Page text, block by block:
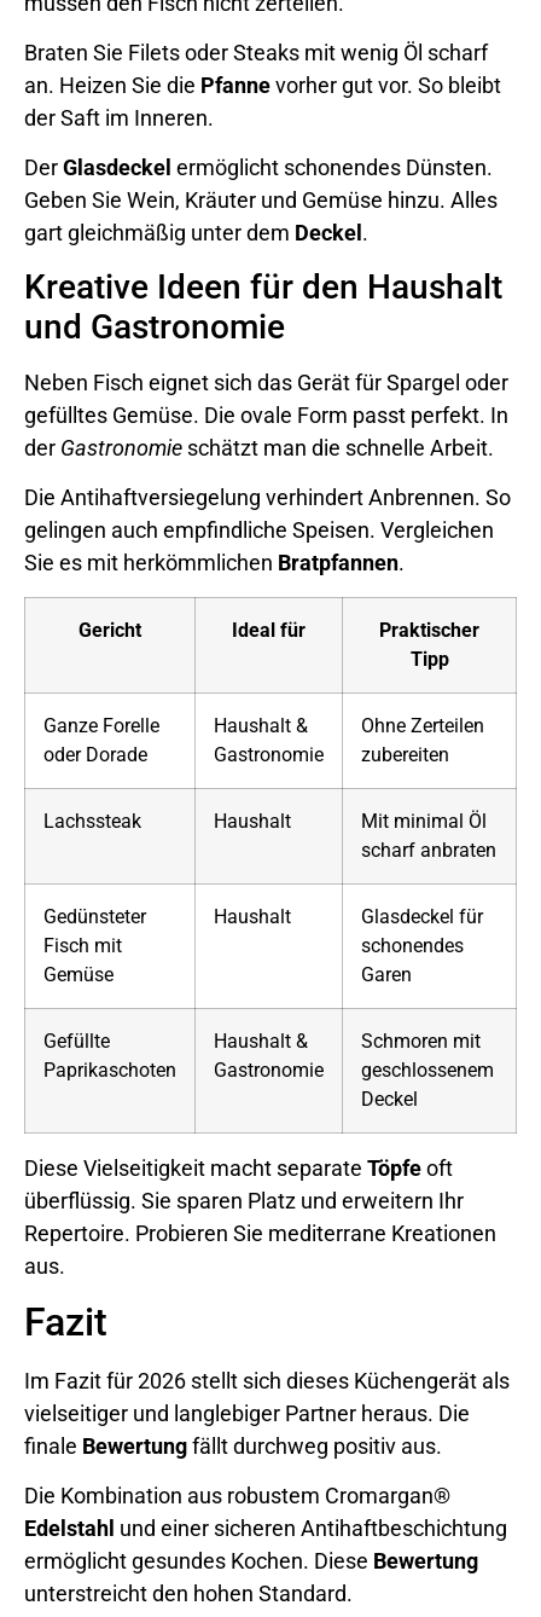
Braten Sie Filets oder Steaks mit wenig Öl scharf
an. Heizen Sie die Pfannevorher gut vor. So bleibt
der Saft im Inneren.
DerGlasdeckel ermöglicht schonendes Dünsten.
Geben Sie Wein, Kräuter und Gemüse hinzu. Alles
gart gleichmäßig unter dem Deckel .
Kreative Ideen für den Haushalt
und Gastronomie
Neben Fisch eignet sich das Gerät für Spargel oder
gefülltes Gemüse. Die ovale Form passt perfekt. In
der Gastronomie schätzt man die schnelle Arbeit.
Die Antihaftversiegelung verhindert Anbrennen. So
gelingen auch empfindliche Speisen. Vergleichen
Sie es mit herkömmlichen Bratpfannen.
Gericht Ideal für
Praktischer
Tipp
Ganze Forelle
oder Dorade
Haushalt &
Gastronomie
Ohne Zerteilen
zubereiten
Lachssteak Haushalt
Mit minimal Öl
scharf anbraten
Gedünsteter
Fisch mit
Gemüse
Haushalt
Glasdeckel für
schonendes
Garen
Gefüllte
Paprikaschoten
Haushalt &
Gastronomie
Schmoren mit
geschlossenem
Deckel
Diese Vielseitigkeit macht separate Töpfeoft
überflüssig. Sie sparen Platz und erweitern Ihr
Repertoire. Probieren Sie mediterrane Kreationen
aus.
Fazit
Im Fazit für 2026 stellt sich dieses Küchengerät als
vielseitiger und langlebiger Partner heraus. Die
finale Bewertungfällt durchweg positiv aus.
Die Kombination aus robustem Cromargan®
Edelstahl und einer sicheren Antihaftbeschichtung
ermöglicht gesundes Kochen. Diese Bewertung
unterstreicht den hohen Standard.